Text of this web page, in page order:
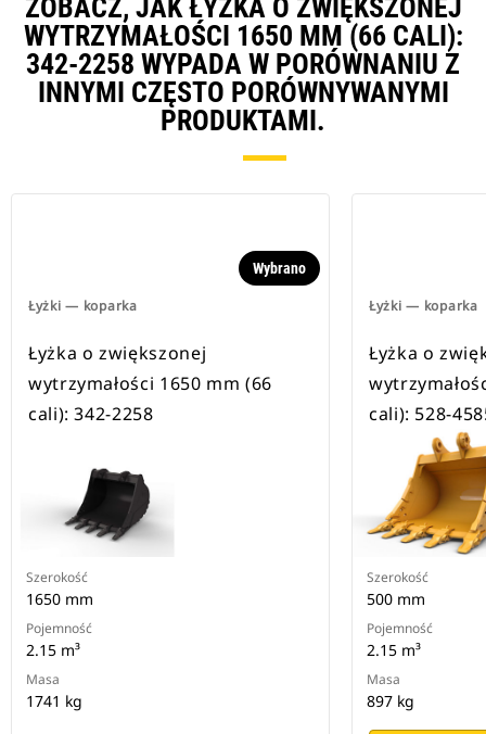
ZOBACZ, JAK ŁYŻKA O ZWIĘKSZONEJ
WYTRZYMAŁOŚCI 1650 MM (66 CALI):
342-2258 WYPADA W PORÓWNANIU Z
INNYMI CZĘSTO PORÓWNYWANYMI
PRODUKTAMI.
Łyżki — koparka
Wybrano
Łyżka o zwiększonej
wytrzymałości 1650 mm (66
cali): 342-2258
Szerokość
1650 mm
Pojemność
2.15 m³
Masa
1741 kg
Łyżki — koparka
Łyżka o
cali): 528-
Szerokość
500 mm
Pojemność
2.15 m³
Masa
897 kg